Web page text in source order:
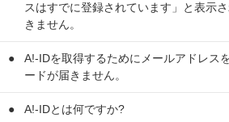
スはすでに登録されています」と表示
きません。
A!-IDを取得するためにメールアドレス
ードが届きません。
A!-IDとは何ですか?